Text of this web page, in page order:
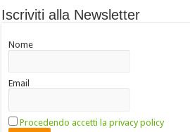
Iscriviti alla Newsletter
Nome
Email
Procedendo accetti la privacy policy